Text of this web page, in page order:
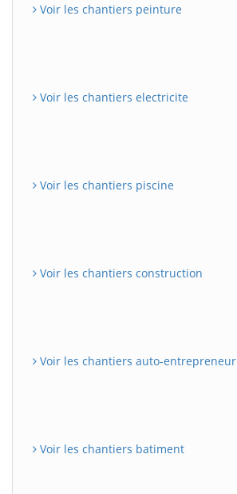
Voir les chantiers peinture
Voir les chantiers electricite
Voir les chantiers piscine
Voir les chantiers construction
Voir les chantiers auto-entrepreneur
Voir les chantiers batiment